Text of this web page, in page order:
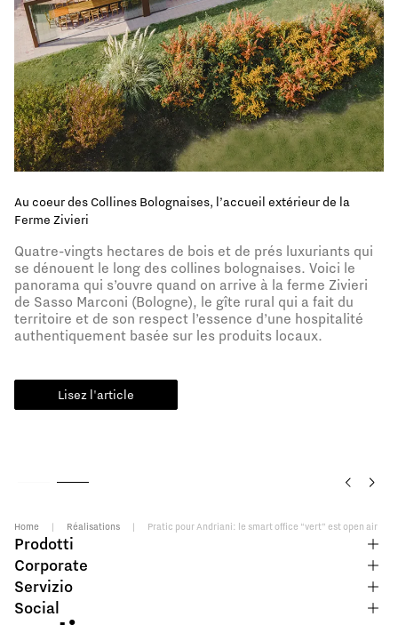
Au coeur des Collines Bolognaises, l’accueil extérieur de la
Ferme Zivieri
Quatre-vingts hectares de bois et de prés luxuriants qui
se dénouent le long des collines bolognaises. Voici le
panorama qui s’ouvre quand on arrive à la ferme Zivieri
de Sasso Marconi (Bologne), le gîte rural qui a fait du
territoire et de son respect l’essence d’une hospitalité
authentiquement basée sur les produits locaux.
Lisez l'article
Home | Réalisations | Pratic pour Andriani: le smart office “vert” est open air
Prodotti
Corporate
Servizio
Social